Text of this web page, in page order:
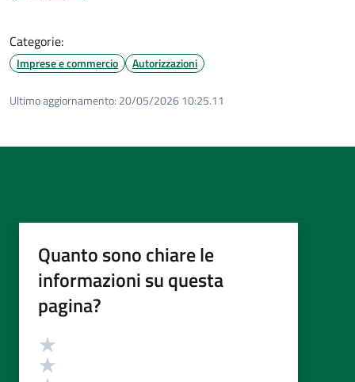
Categorie:
Imprese e commercio Autorizzazioni
Ultimo aggiornamento: 20/05/2026 10:25.11
Quanto sono chiare le
informazioni su questa
pagina?
Valutazione